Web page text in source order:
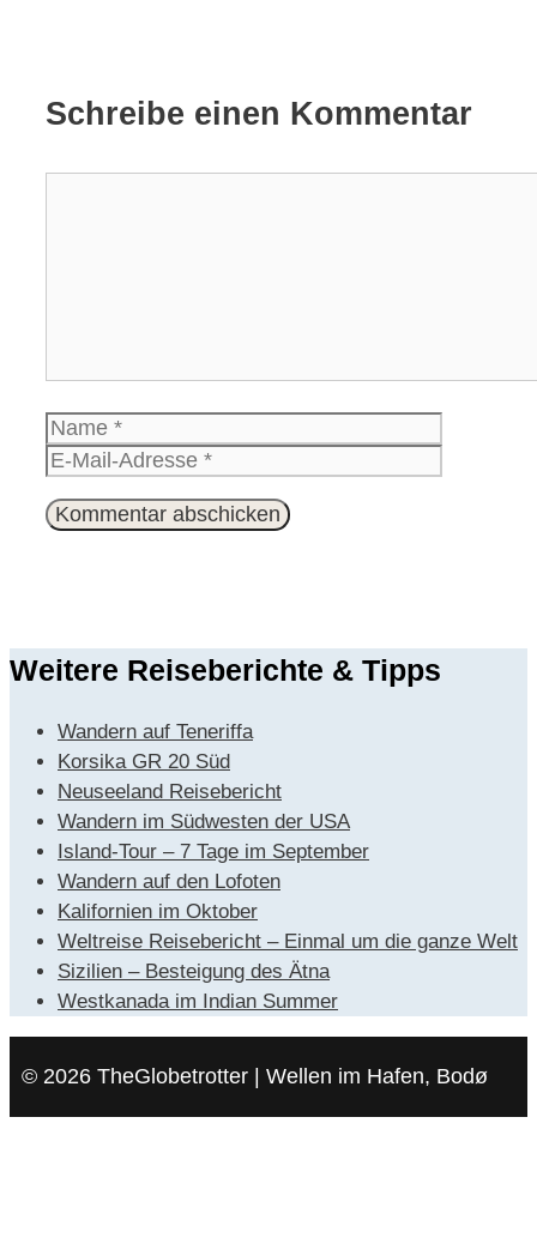
Schreibe einen Kommentar
Name
Weitere Reiseberichte & Tipps
Wandern auf Teneriffa
Korsika GR 20 Süd
Neuseeland Reisebericht
Wandern im Südwesten der USA
Island-Tour – 7 Tage im September
Wandern auf den Lofoten
Kalifornien im Oktober
Weltreise Reisebericht – Einmal um die ganze Welt
Sizilien – Besteigung des Ätna
Westkanada im Indian Summer
© 2026 TheGlobetrotter | Wellen im Hafen, Bodø